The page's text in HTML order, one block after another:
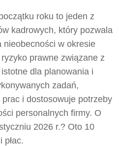
roku to jeden z
kadrowych, który pozwala
nieobecności w okresie
prawne związane z
dla planowania i
zadań,
i dostosowuje potrzeby
personalnych firmy. O
2026 r.? Oto 10
płac.